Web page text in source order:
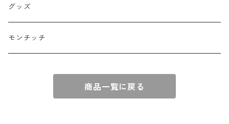
グッズ
モンチッチ
商品一覧に戻る